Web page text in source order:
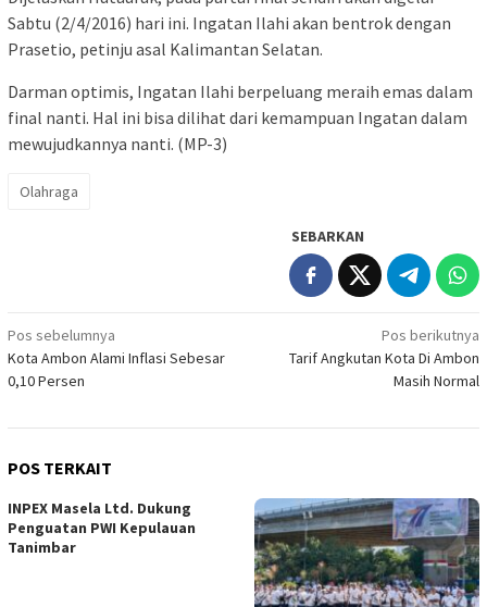
Sabtu (2/4/2016) hari ini. Ingatan Ilahi akan bentrok dengan
Prasetio, petinju asal Kalimantan Selatan.
Darman optimis, Ingatan Ilahi berpeluang meraih emas dalam
final nanti. Hal ini bisa dilihat dari kemampuan Ingatan dalam
mewujudkannya nanti. (MP-3)
Olahraga
SEBARKAN
Navigasi
pos
Pos sebelumnya
Kota Ambon Alami Inflasi Sebesar
0,10 Persen
Pos berikutnya
Tarif Angkutan Kota Di Ambon
Masih Normal
POS TERKAIT
INPEX Masela Ltd. Dukung
Penguatan PWI Kepulauan
Tanimbar